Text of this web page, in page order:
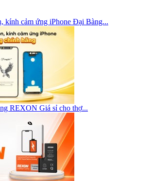
kính cảm ứng iPhone Đại Bàng...
REXON Giá sỉ cho thợ...